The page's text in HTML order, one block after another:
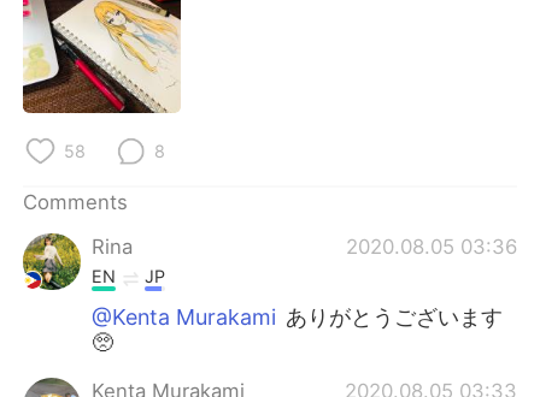
Türkçe
Português
58 8
Comments
Rina
2020.08.05 03:36
EN JP
@Kenta Murakami ありがとうございます
🥺
Kenta Murakami 2020.08.05 03:33